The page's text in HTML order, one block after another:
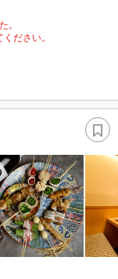
。
ださい。